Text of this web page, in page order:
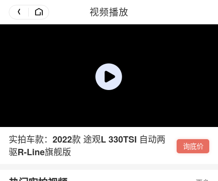
视频播放
实拍车款：2022款 途观L 330TSI 自动两
驱R-Line旗舰版
询底价